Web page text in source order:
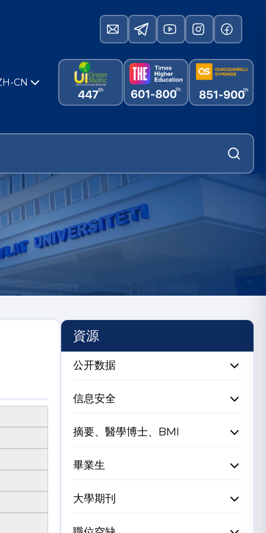
CN
資源
公开数据
信息安全
摘要、醫學博士、BMI
畢業生
大學期刊